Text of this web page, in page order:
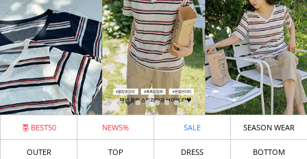
BEST50 NEW5% SALE SEASON WEAR
OUTER TOP DRESS BOTTOM